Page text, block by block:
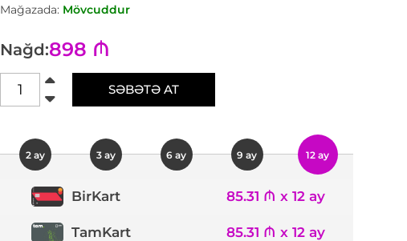
Mağazada: Mövcuddur
Nağd:898 ₼
SƏBƏTƏ AT
2 ay 3 ay 6 ay 9 ay 12 ay
BirKart 85.31 ₼ x 12 ay
TamKart 85.31 ₼ x 12 ay